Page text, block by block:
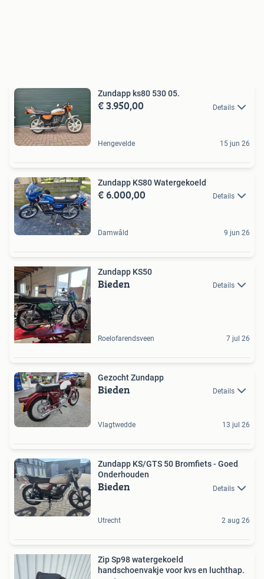
Zundapp ks80 530 05.
€ 3.950,00 Details
Hengevelde 15 jun 26
Zundapp KS80 Watergekoeld
€ 6.000,00 Details
Damwâld 9 jun 26
Zundapp KS50
Bieden Details
Roelofarendsveen 7 jul 26
Gezocht Zundapp
Bieden Details
Vlagtwedde 13 jul 26
Zundapp KS/GTS 50 Bromfiets - Goed
Onderhouden
Bieden Details
Utrecht 2 aug 26
Zip Sp98 watergekoeld
handschoenvakje voor kvs en luchthap.